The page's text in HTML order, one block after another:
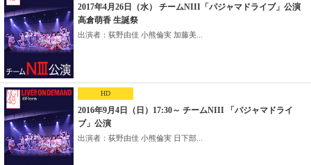
2017年4月26日（水） チームNIII「パジャマドライブ」公演
高倉萌香 生誕祭
出演者：荻野由佳 小熊倫実 加藤美...
HD
2016年9月4日（日）17:30～ チームNIII 「パジャマドライ
ブ」公演
出演者：荻野由佳 小熊倫実 日下部...